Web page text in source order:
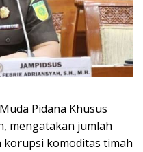
Pidana Khusus
mengatakan jumlah
korupsi komoditas timah